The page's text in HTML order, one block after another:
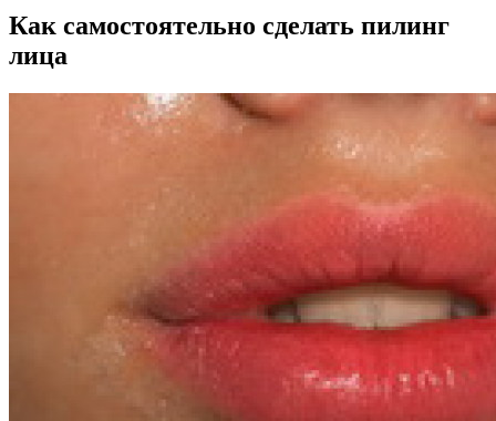
Как самостоятельно сделать пилинг
лица